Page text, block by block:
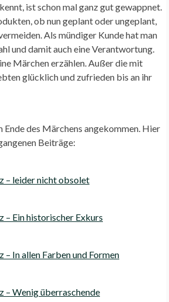
ist schon mal ganz gut gewappnet.
ob nun geplant oder ungeplant,
Als mündiger Kunde hat man
und damit auch eine Verantwortung.
Märchen erzählen. Außer die mit
glücklich und zufrieden bis an ihr
Ende des Märchens angekommen. Hier
Beiträge:
– leider nicht obsolet
– Ein historischer Exkurs
In allen Farben und Formen
– Wenig überraschende